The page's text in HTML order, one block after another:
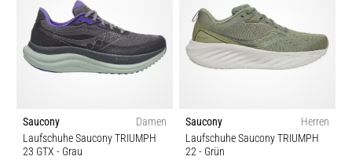
Saucony
Damen
Laufschuhe Saucony TRIUMPH
23 GTX - Grau
Saucony
Herren
Laufschuhe Saucony TRIUMPH
22- Grün